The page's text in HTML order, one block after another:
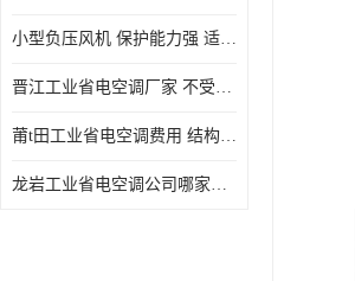
小型负压风机 保护能力强 适用面积广
晋江工业省电空调厂家 不受管长限制 节省占用空间
莆t田工业省电空调费用 结构紧凑 美观 能耗低 噪音小
龙岩工业省电空调公司哪家好 适应性强 维护简单